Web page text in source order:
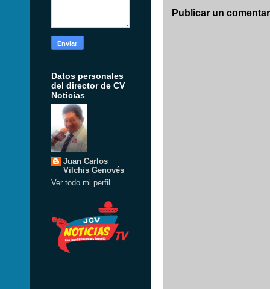
Publicar un
Datos personales
del director de CV
Noticias
Juan Carlos
Vilchis Genovés
Ver todo mi perfil